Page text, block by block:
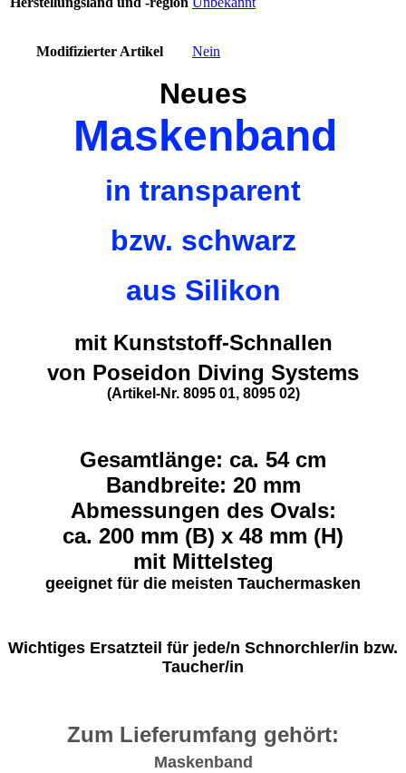
Modifizierter Artikel Nein
Neues
Maskenband
in transparent
bzw. schwarz
aus Silikon
mit Kunststoff-Schnallen
von Poseidon Diving Systems
(Artikel-Nr. 8095 01, 8095 02)
Gesamtlänge: ca. 54 cm
Bandbreite: 20 mm
Abmessungen des Ovals:
ca. 200 mm (B) x 48 mm (H)
mit Mittelsteg
geeignet für die meisten Tauchermasken
Wichtiges Ersatzteil für jede/n Schnorchler/in bzw.
Taucher/in
Zum Lieferumfang gehört:
Maskenband